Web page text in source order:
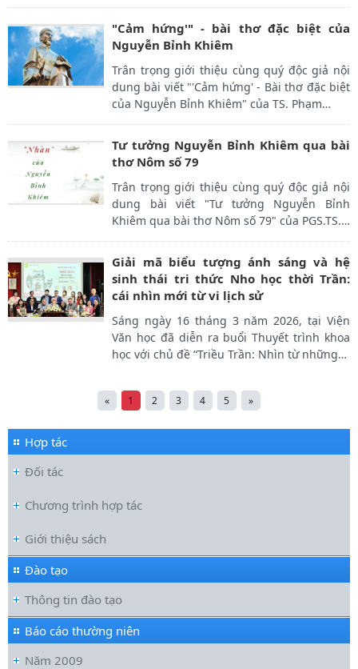
"Cảm hứng'" - bài thơ đặc biệt của
Nguyễn Bỉnh Khiêm
Trân trọng giới thiệu cùng quý độc giả nội
dung bài viết "'Cảm hứng' - Bài thơ đặc biệt
của Nguyễn Bỉnh Khiêm" của TS. Phạm…
Tư tưởng Nguyễn Bỉnh Khiêm qua bài
thơ Nôm số 79
Trân trọng giới thiệu cùng quý độc giả nội
dung bài viết "Tư tưởng Nguyễn Bỉnh
Khiêm qua bài thơ Nôm số 79" của PGS.TS.…
Giải mã biểu tượng ánh sáng và hệ
sinh thái tri thức Nho học thời Trần:
cái nhìn mới từ vi lịch sử
Sáng ngày 16 tháng 3 năm 2026, tại Viện
Văn học đã diễn ra buổi Thuyết trình khoa
học với chủ đề “Triều Trần: Nhìn từ những…
« 1 2 3 4 5 »
Hợp tác
Đối tác
Chương trình hợp tác
Giới thiệu sách
Đào tạo
Thông tin đào tạo
Báo cáo thường niên
Năm 2009